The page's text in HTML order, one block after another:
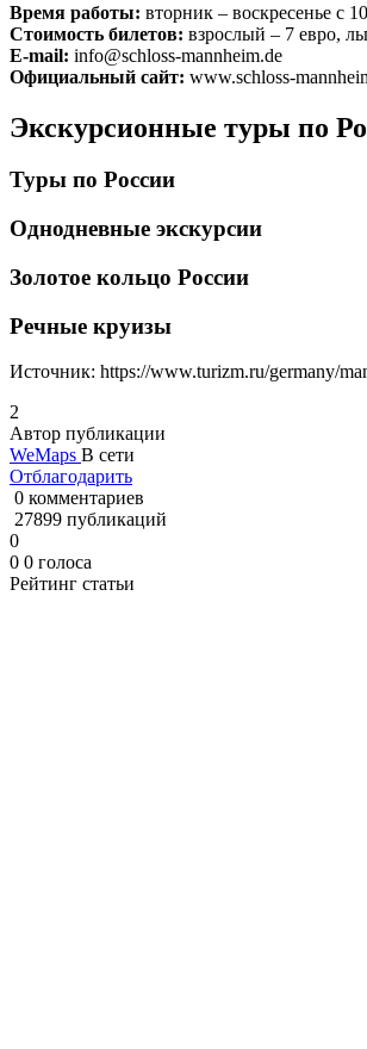
Время работы: вторник – воскресенье с
Стоимость билетов: взрослый – 7 евро,
E-mail: info@schloss-mannheim.de
Официальный сайт: www.schloss-
Экскурсионные туры по
Туры по России
Однодневные экскурсии
Золотое кольцо России
Речные круизы
Источник: https://www.turizm.ru/germany/
2
Автор публикации
WeMaps В сети
Отблагодарить
0 комментариев
27899 публикаций
0
0 0 голоса
Рейтинг статьи